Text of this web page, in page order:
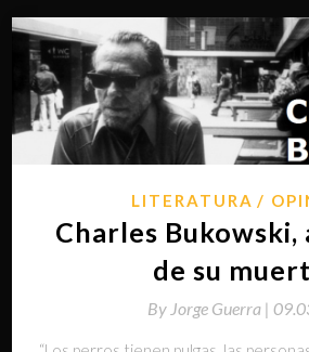
LITERATURA
Charles Bukowski,
de su
By Jorge Guerra |